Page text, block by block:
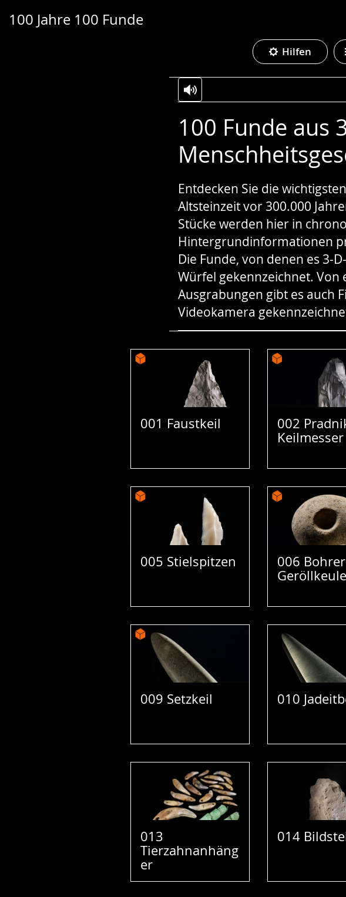
100 Jahre 100 Funde
Hilfen
100 Funde aus
Entdecken Sie die
Altsteinzeit vor 300.000
Stücke werden hier in
Hintergrundinformationen
Die Funde, von denen es 3-
Würfel gekennzeichnet.
Ausgrabungen gibt es auch
Videokamera
Leichten
Sprache
wechseln.
Audio-
Unterstützung.
Video
in
Deutscher
wird
angezeigt.
001 Faustkeil
002
Keilmesser
005 Stielspitzen
006
Geröllkeule
009 Setzkeil 010
013
Tierzahnanhäng
er
014